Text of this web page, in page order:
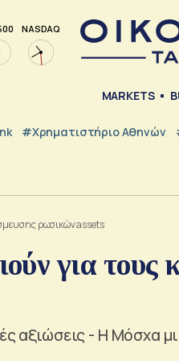
NASDAQ
MARKETS
#Χρηματιστήριο Αθηνών
ρωσικών assets
για τους
αξιώσεις - Η Μόσχα